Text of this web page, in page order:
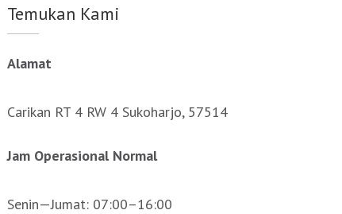
Temukan Kami
Alamat
Carikan RT 4 RW 4 Sukoharjo, 57514
Jam Operasional Normal
Senin—Jumat: 07:00–16:00